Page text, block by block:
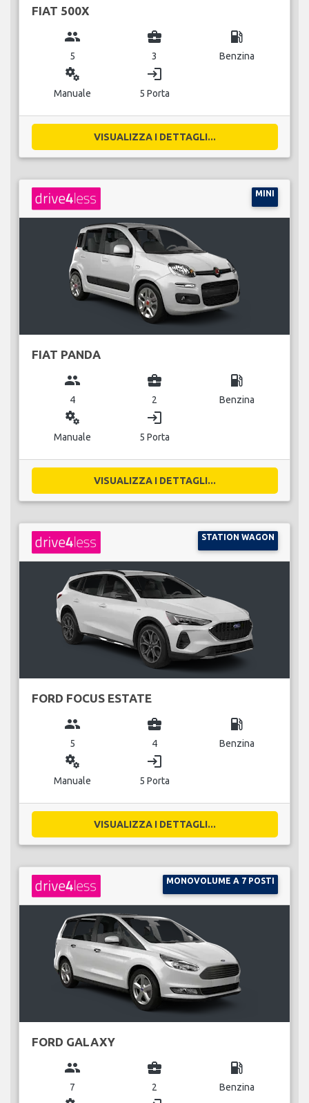
FIAT 500X
group
5
business_center
3
local_gas_station
Benzina
miscellaneous_services
Manuale
login
5 Porta
VISUALIZZA I DETTAGLI...
MINI
FIAT PANDA
group
4
business_center
2
local_gas_station
Benzina
miscellaneous_services
Manuale
login
5 Porta
VISUALIZZA I DETTAGLI...
STATION WAGON
FORD FOCUS ESTATE
group
5
business_center
4
local_gas_station
Benzina
miscellaneous_services
Manuale
login
5 Porta
VISUALIZZA I DETTAGLI...
MONOVOLUME A 7 POSTI
FORD GALAXY
group
7
business_center
2
local_gas_station
Benzina